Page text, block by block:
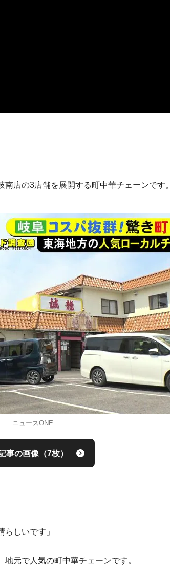
店の3店舗を展開する町中華チェーンです。
ニュースONE
事の画像（7枚）
しいです」
元で人気の町中華チェーンです。